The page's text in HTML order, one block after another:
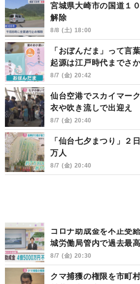
宮城県大崎市の国道１
解除
8/8 (土) 18:00
「おぼんだま」って言
起源は江戸時代までさ
8/7 (金) 20:42
仙台空港でスカイマー
衣や吹き流しで出迎え
8/7 (金) 20:40
「仙台七夕まつり」２
万人
8/7 (金) 20:40
コロナ助成金を不正
城労働局管内で過去最
8/7 (金) 20:30
クマ捕獲の権限を市町